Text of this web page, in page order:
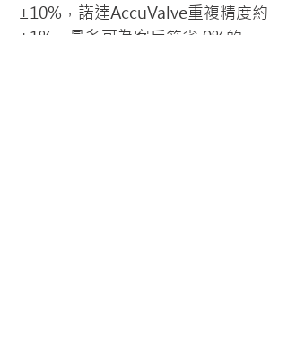
±10%，諾達AccuValve重複精度約
±1%，最多可為客戶節省 9%的